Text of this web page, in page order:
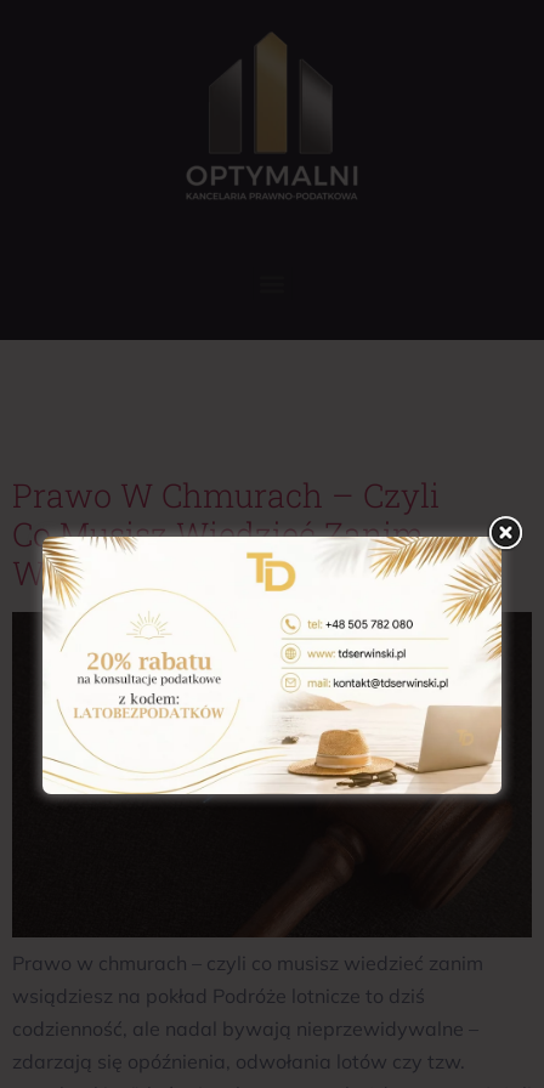
Prawo W Chmurach – Czyli
Co Musisz Wiedzieć Zanim
Wsiądziesz Na Pokład
Prawo w chmurach – czyli co musisz wiedzieć zanim
wsiądziesz na pokład Podróże lotnicze to dziś
codzienność, ale nadal bywają nieprzewidywalne –
zdarzają się opóźnienia, odwołania lotów czy tzw.